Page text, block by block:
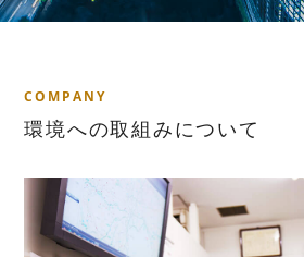
COMPANY
環境への取組 み につ い て